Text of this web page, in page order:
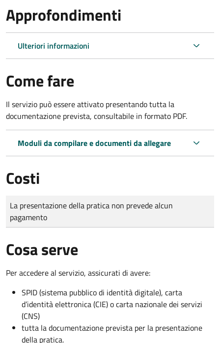
Approfondimenti
Ulteriori informazioni
Come fare
Il servizio può essere attivato presentando tutta la
documentazione prevista, consultabile in formato PDF.
Moduli da compilare e documenti da allegare
Costi
Tipo di pagamento
Importo
La presentazione della pratica non prevede alcun
pagamento
Cosa serve
Per accedere al servizio, assicurati di avere:
SPID (sistema pubblico di identità digitale), carta
d’identità elettronica (CIE) o carta nazionale dei servizi
(CNS)
tutta la documentazione prevista per la presentazione
della pratica.